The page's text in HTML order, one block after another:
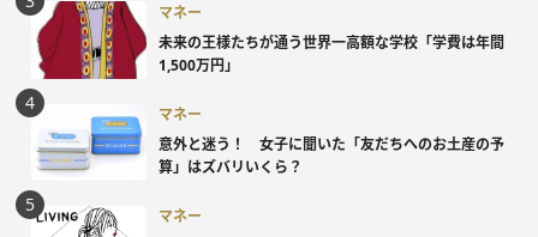
マネー
未来の王様たちが通う世界一高額な学校「学費は年間
1,500万円」
マネー
意外と迷う！ 女子に聞いた「友だちへのお土産の予
算」はズバリいくら？
マネー